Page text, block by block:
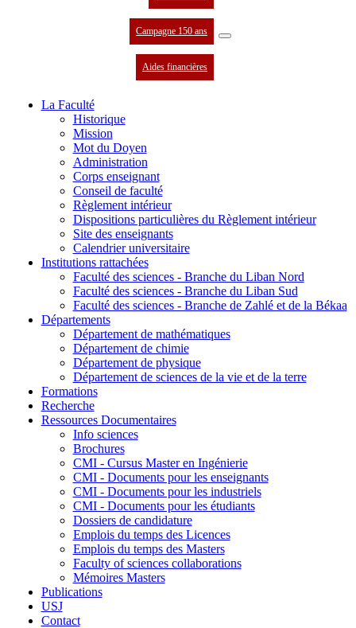
Campagne 150 ans
Aides financières
La Faculté
Historique
Mission
Mot du Doyen
Administration
Corps enseignant
Conseil de faculté
Règlement intérieur
Dispositions particulières du Règlement intérieur
Site des enseignants
Calendrier universitaire
Institutions rattachées
Faculté des sciences - Branche du Liban Nord
Faculté des sciences - Branche du Liban Sud
Faculté des sciences - Branche de Zahlé et de la Békaa
Départements
Département de mathématiques
Département de chimie
Département de physique
Département de sciences de la vie et de la terre
Formations
Recherche
Ressources Documentaires
Info sciences
Brochures
CMI - Cursus Master en Ingénierie
CMI - Documents pour les enseignants
CMI - Documents pour les industriels
CMI - Documents pour les étudiants
Dossiers de candidature
Emplois du temps des Licences
Emplois du temps des Masters
Faculty of sciences collaborations
Mémoires Masters
Publications
USJ
Contact